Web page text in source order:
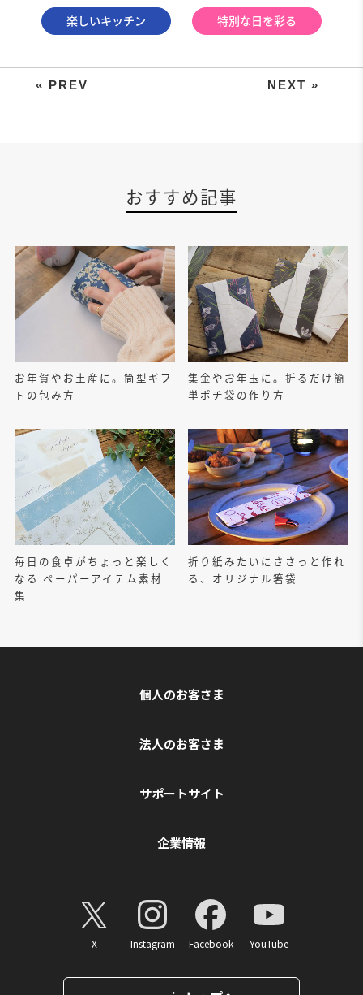
楽しいキッチン 特別な日を彩る
プレゼントを華やかに彩る、ペー
おすすめ記事
お年賀やお土産に。筒型ギフ
トの包み方
集金やお年玉に。折るだけ簡
単ポチ袋の作り方
毎日の食卓がちょっと楽しく
なる ペーパーアイテム素材
集
折り紙みたいにささっと作れ
る、オリジナル箸袋
個人のお客さま
法人のお客さま
サポートサイト
企業情報
X Instagram Facebook YouTube